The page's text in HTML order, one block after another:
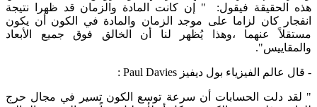
هذه الحقيقة فيقول: " إن كانت المادة والزمان قد ظهرا نتيجة
انفجار كان لزاما على موجد الزمان والمادة في الكون أن يكون
مستقلاً عنهما ،وهذا يُظهر لنا أن الخالق فوق جميع الأبعاد
والمقاييس".
- قال عالم الفيزياء بول ديفيز Paul Davies :
" لقد دلت الحسابات أن سرعة توسع الكون تسير في مجال حرج